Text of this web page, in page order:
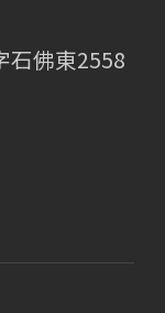
石佛東2558